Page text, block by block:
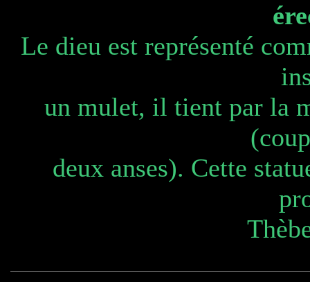
Le dieu est représenté
un mulet, il tient par la
deux anses). Cette